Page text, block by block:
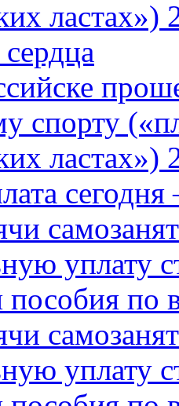
спорту
ластах»)
уплату
пособия по
уплату